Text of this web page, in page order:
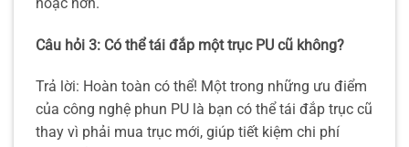
Câu hỏi 3: Có thể tái đắp một trục PU cũ không?
Trả lời: Hoàn toàn có thể! Một trong những ưu điểm
của công nghệ phun PU là bạn có thể tái đắp trục cũ
thay vì phải mua trục mới, giúp tiết kiệm chi phí